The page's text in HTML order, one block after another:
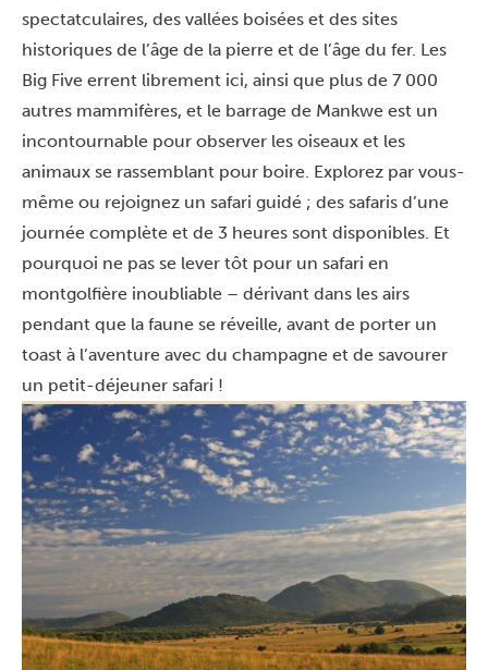
spectatculaires, des vallées boisées et des sites
historiques de l’âge de la pierre et de l’âge du fer. Les
Big Five errent librement ici, ainsi que plus de 7 000
autres mammifères, et le barrage de Mankwe est un
incontournable pour observer les oiseaux et les
animaux se rassemblant pour boire. Explorez par vous-
même ou rejoignez un safari guidé ; des safaris d’une
journée complète et de 3 heures sont disponibles. Et
pourquoi ne pas se lever tôt pour un safari en
montgolfière inoubliable – dérivant dans les airs
pendant que la faune se réveille, avant de porter un
toast à l’aventure avec du champagne et de savourer
un petit-déjeuner safari !